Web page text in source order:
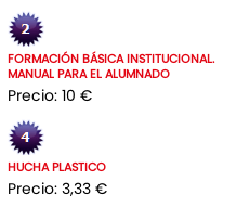
FORMACIÓN BÁSICA INSTITUCIONAL.
MANUAL PARA EL ALUMNADO
Precio: 10 €
HUCHA PLASTICO
Precio: 3,33 €